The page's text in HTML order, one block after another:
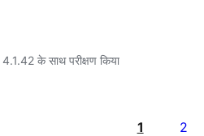
4.1.42 के साथ परीक्षण किया
1 2